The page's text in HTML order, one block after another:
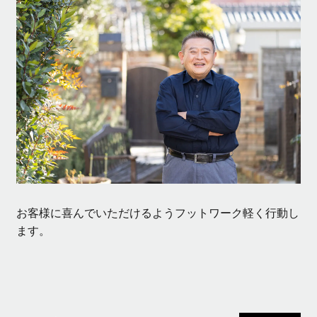
お客様に喜んでいただけるようフットワーク軽く行動し
ます。